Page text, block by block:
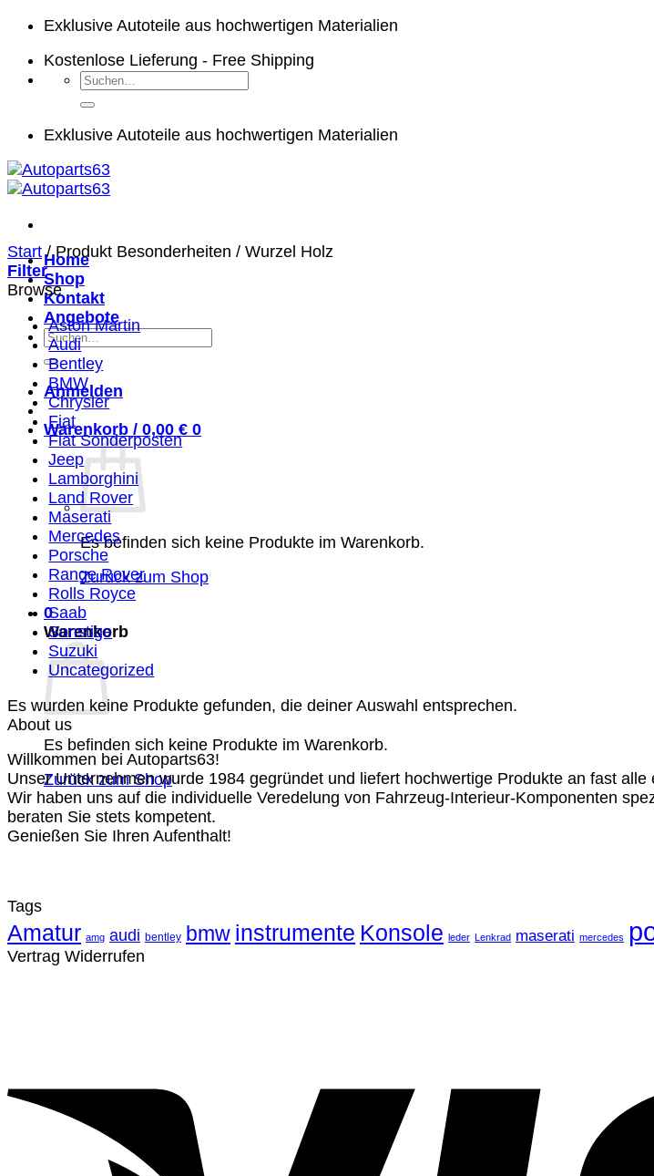
Zum
springen
Exklusive Autoteile aus hochwertigen Materialien
Kostenlose Lieferung - Free Shipping
Suchen
nach:
Exklusive Autoteile aus hochwertigen Materialien
Home
Shop
Kontakt
Angebote
Suchen
nach:
Anmelden
Warenkorb / 0,00 € 0
Es befinden sich keine Produkte im Warenkorb.
Zurück zum Shop
0
Warenkorb
Es befinden sich keine Produkte im Warenkorb.
Zurück zum Shop
Start /Produkt Besonderheiten / Wurzel Holz
Filter
Browse
Aston Martin
Audi
Bentley
BMW
Chrysler
Fiat
Fiat Sonderposten
Jeep
Lamborghini
Land Rover
Maserati
Mercedes
Porsche
Range Rover
Rolls Royce
Saab
Sonstige
Suzuki
Uncategorized
Es wurden keine Produkte gefunden, die deiner Auswahl entsprechen.
About us
Willkommen bei Autoparts63!
Unser Unternehmen wurde 1984 gegründet und liefert hochwertige Produkte an fast
Wir haben uns auf die individuelle Veredelung von Fahrzeug-Interieur-Komponenten
beraten Sie stets kompetent.
Genießen Sie Ihren Aufenthalt!
Tags
Amatur amg audi bentley bmw instrumente Konsole leder Lenkrad maserati mercedes
Vertrag Widerrufen